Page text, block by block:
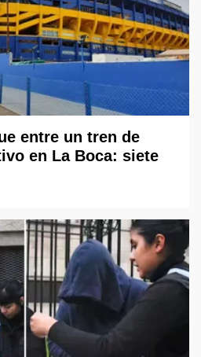
entre un tren de
en La Boca: siete